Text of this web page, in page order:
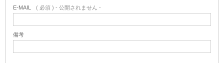
E-MAIL ( 必須 ) - 公開されません -
備考